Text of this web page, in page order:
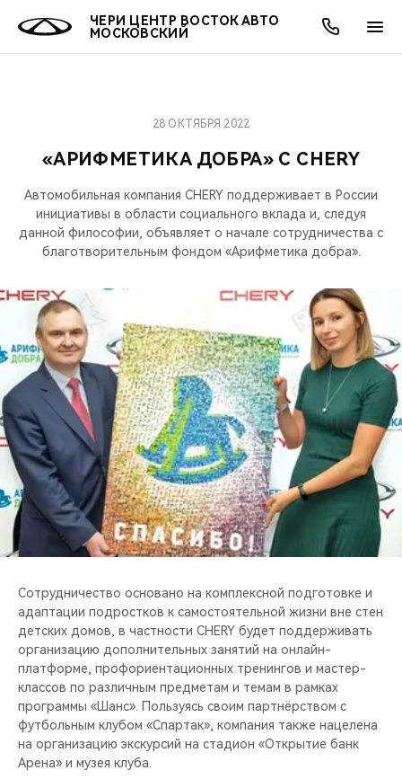
ЧЕРИ ЦЕНТР ВОСТОК АВТО
МОСКОВСКИЙ
МОДЕЛИ
КРОССОВЕРЫ
СЕДАНЫ
НОВИНКИ
ПОКУПАТЕЛЯМ
КРЕДИТ И СТРАХОВАНИЕ
ВЛАДЕЛЬЦАМ
ЗАПЧАСТИ И АКСЕССУАРЫ
CHERY CONNECT
МИР CHERY
О БРЕНДЕ
ЛЮДИ CHERY
БЛАГОТВОРИТЕЛЬНОСТЬ
CHERY REMOTE
CHERY И СПОРТ
НАШИ МЕРОПРИЯТИЯ
ВИДЕООБЗОРЫ
CHERY ДЛЯ ДЕТЕЙ
АКЦИИ
ОНЛАЙН СЕРВИСЫ
КРЕДИТ
О КОМПАНИИ
МЫ В СОЦСЕТЯХ
«АРИФМЕТИКА ДОБРА» С CHERY
28 ОКТЯБРЯ 2022
Автомобильная компания CHERY поддерживает в России
инициативы в области социального вклада и, следуя
данной философии, объявляет о начале сотрудничества с
благотворительным фондом «Арифметика добра».
Сотрудничество основано на комплексной подготовке и
адаптации подростков к самостоятельной жизни вне стен
детских домов, в частности CHERY будет поддерживать
организацию дополнительных занятий на онлайн-
платформе, профориентационных тренингов и мастер-
классов по различным предметам и темам в рамках
программы «Шанс». Пользуясь своим партнёрством с
футбольным клубом «Спартак», компания также нацелена
на организацию экскурсий на стадион «Открытие банк
Арена» и музея клуба.